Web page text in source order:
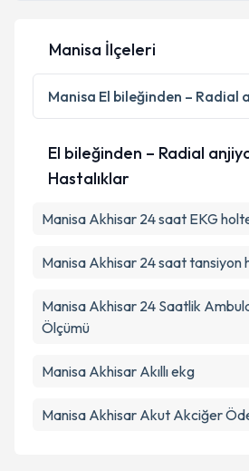
Kişisel verilerimin
Metni 'ni okudum ve kişisel
kapsamda işlenmesini kabul
Takvim Talebini
Manisa İlçeleri
Manisa El bileğinden – Radial
El bileğinden – Radial
Hastalıklar
Manisa Akhisar 24 saat EKG
Manisa Akhisar 24 saat tansiyon
Manisa Akhisar 24 Saatlik
Ölçümü
Manisa Akhisar Akıllı ekg
Manisa Akhisar Akut Akciğer